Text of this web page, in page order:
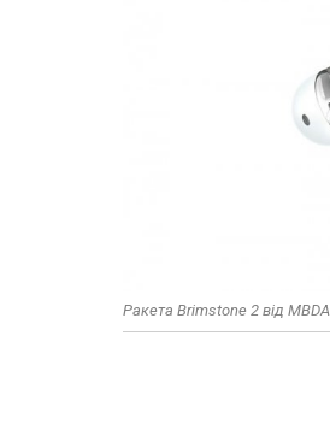
Ракета Brimstone 2 від MBDA